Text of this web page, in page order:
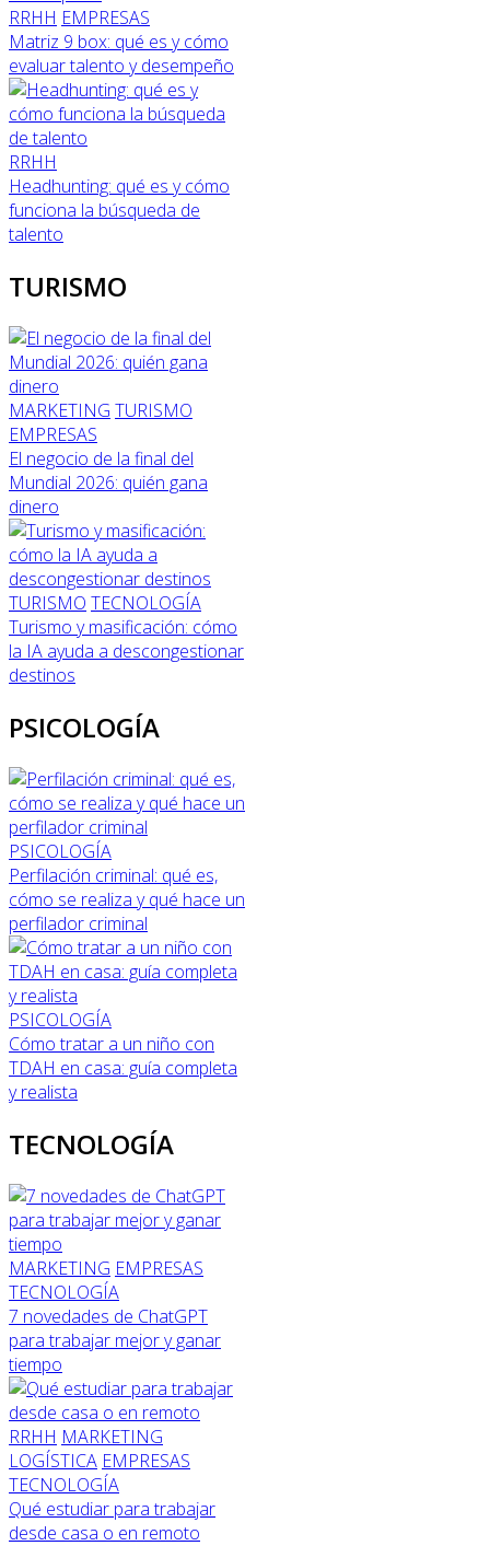
RRHH EMPRESAS
Matriz 9 box: qué es y cómo
evaluar talento y desempeño
RRHH
Headhunting: qué es y cómo
funciona la búsqueda de
talento
TURISMO
MARKETING TURISMO
EMPRESAS
El negocio de la final del
Mundial 2026: quién gana
dinero
TURISMO TECNOLOGÍA
Turismo y masificación: cómo
la IA ayuda a descongestionar
destinos
PSICOLOGÍA
PSICOLOGÍA
Perfilación criminal: qué es,
cómo se realiza y qué hace un
perfilador criminal
PSICOLOGÍA
Cómo tratar a un niño con
TDAH en casa: guía completa
y realista
TECNOLOGÍA
MARKETING EMPRESAS
TECNOLOGÍA
7 novedades de ChatGPT
para trabajar mejor y ganar
tiempo
RRHH MARKETING
LOGÍSTICA EMPRESAS
TECNOLOGÍA
Qué estudiar para trabajar
desde casa o en remoto